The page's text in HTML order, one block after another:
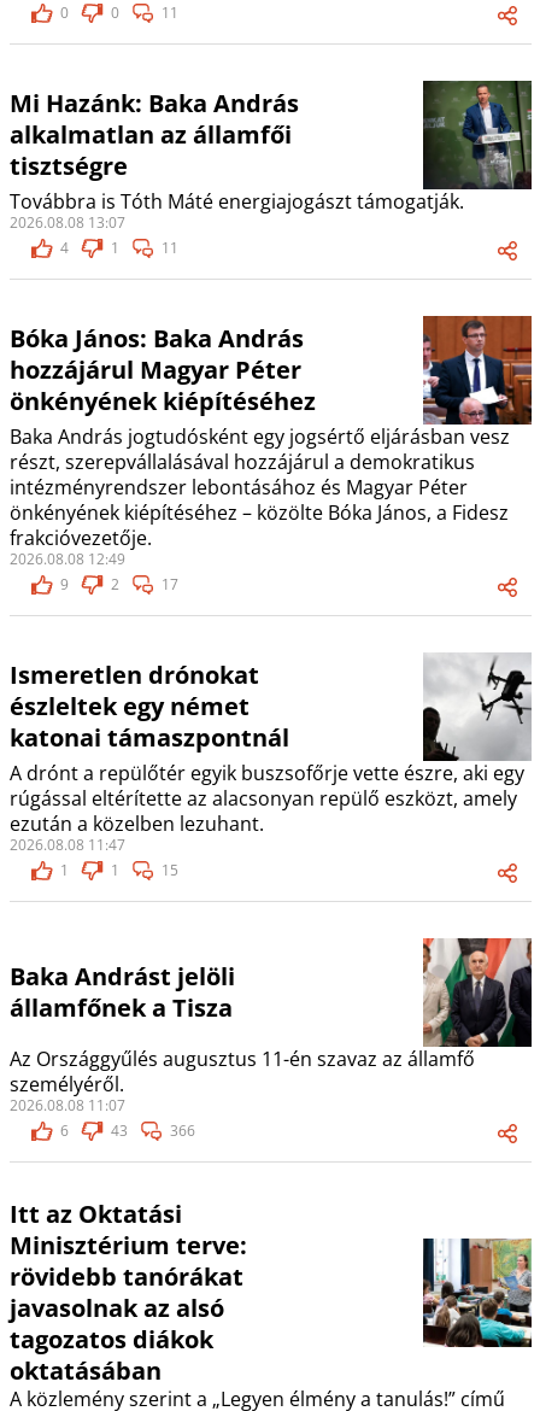
0
0 11
Mi Hazánk: Baka András
alkalmatlan az államfői
tisztségre
Továbbra is Tóth Máté energiajogászt támogatják.
2026.08.08 13:07
4
1 11
Bóka János: Baka András
hozzájárul Magyar Péter
önkényének kiépítéséhez
Baka András jogtudósként egy jogsértő eljárásban vesz
részt, szerepvállalásával hozzájárul a demokratikus
intézményrendszer lebontásához és Magyar Péter
önkényének kiépítéséhez – közölte Bóka János, a Fidesz
frakcióvezetője.
2026.08.08 12:49
9
2 17
Ismeretlen drónokat
észleltek egy német
katonai támaszpontnál
A drónt a repülőtér egyik buszsofőrje vette észre, aki egy
rúgással eltérítette az alacsonyan repülő eszközt, amely
ezután a közelben lezuhant.
2026.08.08 11:47
1
1 15
Baka Andrást jelöli
államfőnek a Tisza
Az Országgyűlés augusztus 11-én szavaz az államfő
személyéről.
2026.08.08 11:07
6
43 366
Itt az Oktatási
Minisztérium terve:
rövidebb tanórákat
javasolnak az alsó
tagozatos diákok
oktatásában
A közlemény szerint a „Legyen élmény a tanulás!” című